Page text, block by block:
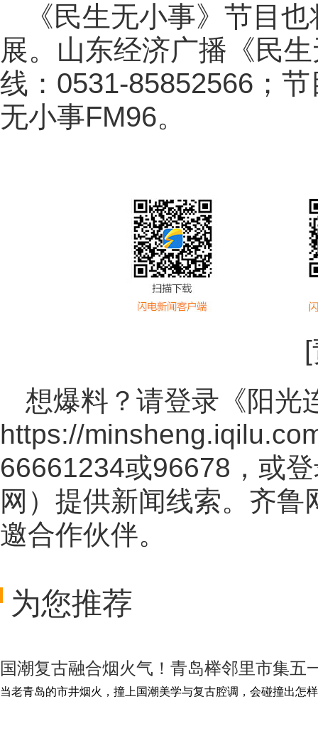
《民生无小事》节目
展。山东经济广播《民
线：0531-85852566；
无小事FM96。
想爆料？请登录《阳光
https://
66661234或96678，或
网 ）提供新闻线索。齐鲁
邀合作伙伴。
为您推荐
国潮复古融合烟火气！青岛榉邻里市集五